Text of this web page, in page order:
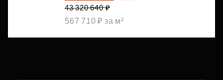
43 320 640 ₽
567 710 ₽ за м²